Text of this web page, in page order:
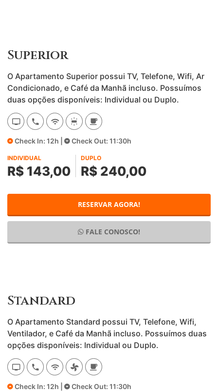
Superior
O Apartamento Superior possui TV, Telefone, Wifi, Ar
Condicionado, e Café da Manhã incluso. Possuímos
duas opções disponíveis: Individual ou Duplo.
Check In: 12h | Check Out: 11:30h
INDIVIDUAL
R$ 143,00
DUPLO
R$ 240,00
RESERVAR AGORA!
FALE CONOSCO!
Standard
O Apartamento Standard possui TV, Telefone, Wifi,
Ventilador, e Café da Manhã incluso. Possuímos duas
opções disponíveis: Individual ou Duplo.
Check In: 12h | Check Out: 11:30h